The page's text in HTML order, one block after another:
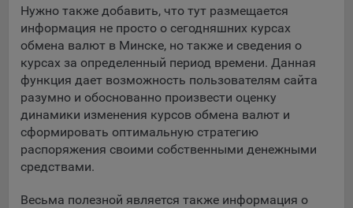
Отключение аналитических файлов cookie не позволяет
определять предпочтения пользователей сайта, в том числе
наиболее и наименее популярные страницы и принимать
меры по совершенствованию работы сайта исходя из
предпочтений пользователей.
При этом, некоторые браузеры позволяют посещать
интернет-сайты в режиме «Инкогнито», чтобы ограничить
хранимый на компьютере объем информации и
автоматически удалять сессионные файлы cookie. Кроме
того, субъект персональных данных может удалить ранее
опцию в истории браузера.
Нужно также добавить, что тут размещается
информация не просто о сегодняшних курсах
обмена валют в Минске, но также и сведения о
курсах за определенный период времени. Данная
функция дает возможность пользователям сайта
разумно и обоснованно произвести оценку
динамики изменения курсов обмена валют и
сформировать оптимальную стратегию
распоряжения своими собственными денежными
средствами.
Весьма полезной является также информация о